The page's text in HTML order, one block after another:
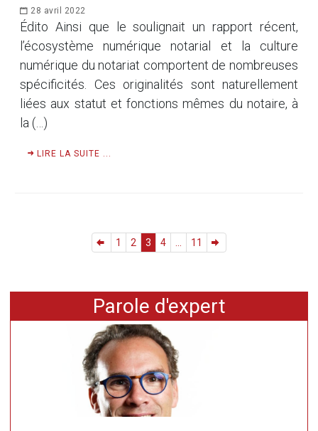
28 avril 2022
Édito Ainsi que le soulignait un rapport récent,
l’écosystème numérique notarial et la culture
numérique du notariat comportent de nombreuses
spécificités. Ces originalités sont naturellement
liées aux statut et fonctions mêmes du notaire, à
la (…)
LIRE LA SUITE ...
1 2 3 4 11
Parole d'expert